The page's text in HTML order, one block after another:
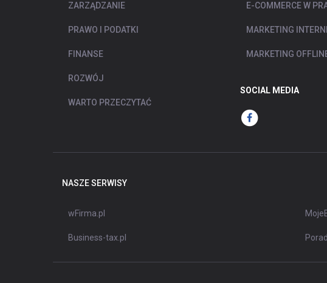
ZARZĄDZANIE
PRAWO I PODATKI
FINANSE
ROZWÓJ
WARTO PRZECZYTAĆ
E-COMMERCE W
MARKETING
MARKETING
SOCIAL MEDIA
NASZE SERWISY
wFirma.pl
Business-tax.pl